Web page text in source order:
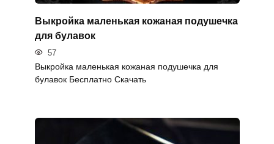
Выкройка маленькая кожаная подушечка
для булавок
57
Выкройка маленькая кожаная подушечка для
булавок Бесплатно Скачать